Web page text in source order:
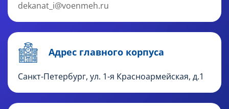
dekanat_i@voenmeh.ru
Адрес главного корпуса
Санкт-Петербург, ул. 1-я Красноармейская, д.1